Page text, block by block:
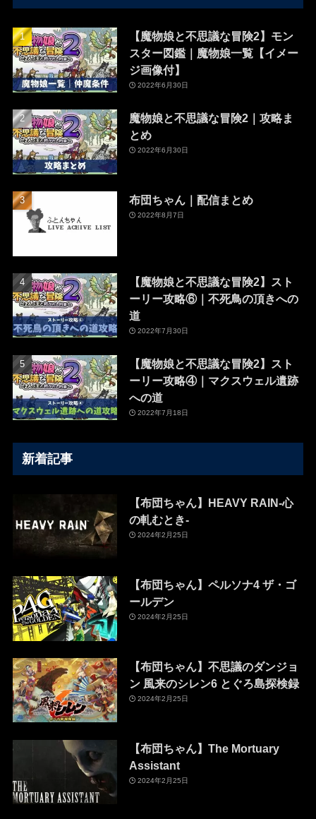
【魔物娘と不思議な冒険2】モン
スター図鑑｜魔物娘一覧【イメー
ジ画像付】
2022年6月30日
魔物娘と不思議な冒険2｜攻略ま
とめ
2022年6月30日
布団ちゃん｜配信まとめ
2022年8月7日
【魔物娘と不思議な冒険2】スト
ーリー攻略⑥｜不死鳥の頂きへの
道
2022年7月30日
【魔物娘と不思議な冒険2】スト
ーリー攻略④｜マクスウェル遺跡
への道
2022年7月18日
新着記事
【布団ちゃん】HEAVY RAIN-心
の軋むとき-
2024年2月25日
【布団ちゃん】ペルソナ4 ザ・ゴ
ールデン
2024年2月25日
【布団ちゃん】不思議のダンジョ
ン 風来のシレン6 とぐろ島探検録
2024年2月25日
【布団ちゃん】The Mortuary
Assistant
2024年2月25日